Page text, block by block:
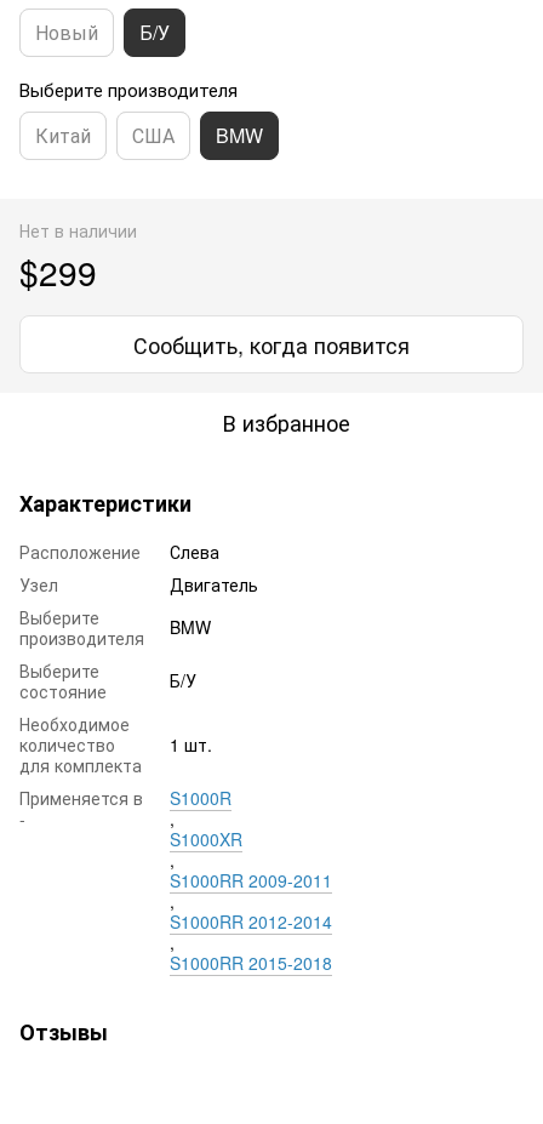
Новый Б/У
Выберите производителя
Китай США BMW
Нет в наличии
$299
Сообщить, когда появится
В избранное
Характеристики
Расположение
Слева
Узел
Двигатель
Выберите
производителя
BMW
Выберите
состояние
Б/У
Необходимое
количество
для комплекта
1 шт.
Применяется в
-
S1000R
,
S1000XR
,
S1000RR 2009-2011
,
S1000RR 2012-2014
,
S1000RR 2015-2018
Отзывы